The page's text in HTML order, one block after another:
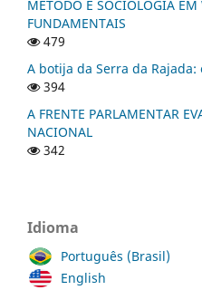
MÉTODO E SOCIOLOGIA EM
FUNDAMENTAIS
479
A botija da Serra da
394
A FRENTE PARLAMENTAR
NACIONAL
342
Idioma
Português (Brasil)
English